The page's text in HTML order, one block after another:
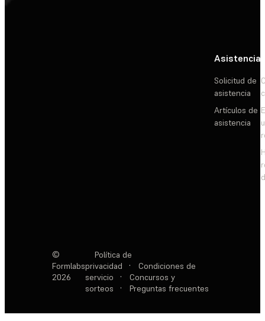
Asistencia
Solicitud de
asistencia
Artículos de
asistencia
©
Formlabs
2026
Política de
privacidad
·
Condiciones de
servicio
·
Concursos y
sorteos
· Preguntas frecuentes